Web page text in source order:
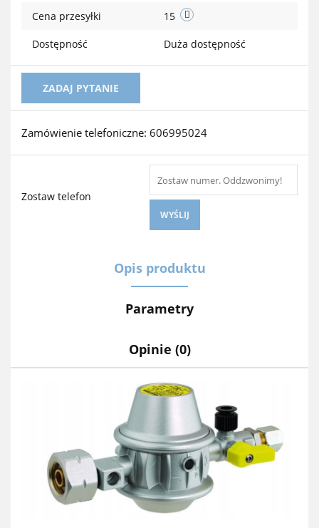
Cena przesyłki 15
Dostępność Duża dostępność
ZADAJ PYTANIE
Zamówienie telefoniczne: 606995024
Zostaw telefon
WYŚLIJ
Opis produktu
Parametry
Opinie (0)